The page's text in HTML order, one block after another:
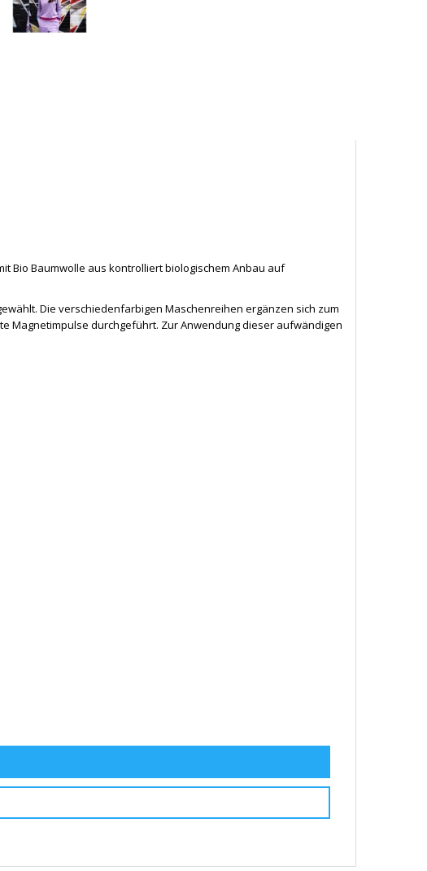
Bio Baumwolle aus kontrolliert biologischem Anbau auf
Die verschiedenfarbigen Maschenreihen ergänzen sich zum
Magnetimpulse durchgeführt. Zur Anwendung dieser aufwändigen